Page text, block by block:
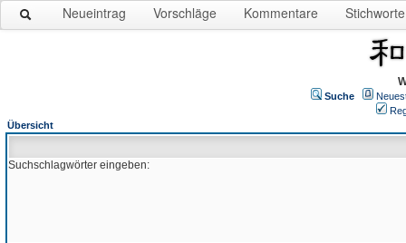
Neueintrag Vorschläge Kommentare Stichworte
Suche
Übersicht
Suchschlagwörter eingeben: